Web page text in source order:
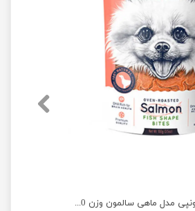
تشویقی سگ ونپی مدل ماهی سالمون وزن 100 گرم